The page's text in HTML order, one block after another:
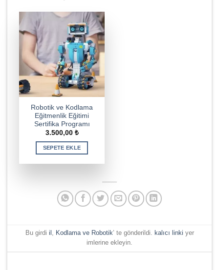
Robotik ve Kodlama
Eğitmenlik Eğitimi
Sertifika Programı
3.500,00 ₺
SEPETE EKLE
Bu girdi il , Kodlama ve Robotik’ te gönderildi. kalıcı linki yer
imlerine ekleyin.